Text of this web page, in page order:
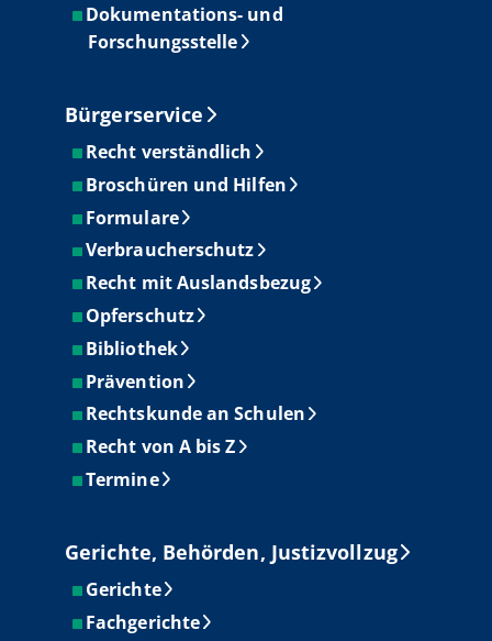
Dokumentations- und
Forschungsstelle
Bürgerservice
Recht verständlich
Broschüren und Hilfen
Formulare
Verbraucherschutz
Recht mit Auslandsbezug
Opferschutz
Bibliothek
Prävention
Rechtskunde an Schulen
Recht von A bis Z
Termine
Gerichte, Behörden, Justizvollzug
Gerichte
Fachgerichte